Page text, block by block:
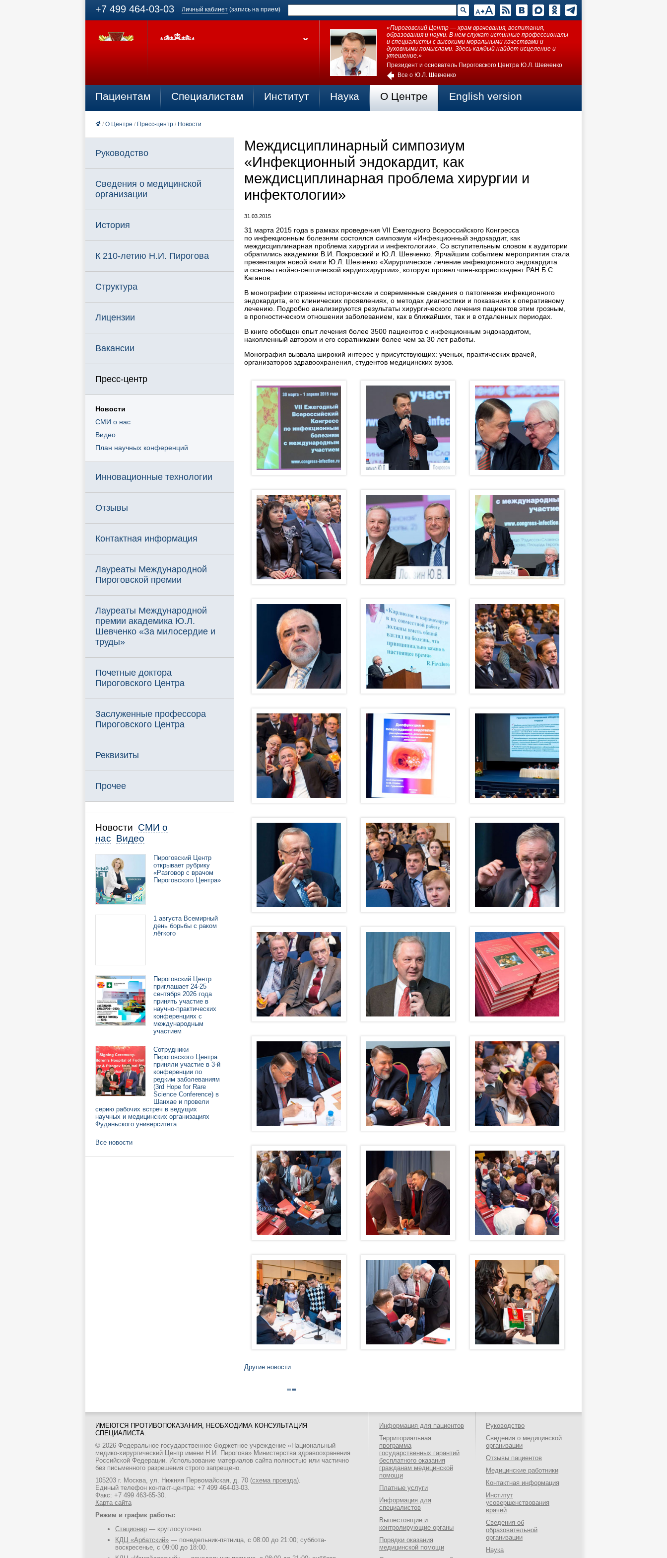
+7 499 464-03-03 Личный кабинет (запись на прием)
«Пироговский Центр — храм врачевания, воспитания,
образования и науки. В нем служат истинные профессионалы
и специалисты с высокими моральными качествами и
духовными помыслами. Здесь каждый найдет исцеление и
утешение.»
Президент и основатель Пироговского Центра Ю.Л. Шевченко
Все о Ю.Л. Шевченко
Пациентам Специалистам Институт Наука О Центре English version
/ О Центре / Пресс-центр / Новости
Руководство
Сведения о медицинской
организации
История
К 210-летию Н.И. Пирогова
Структура
Лицензии
Вакансии
Пресс-центр
Новости
СМИ о нас
Видео
План научных конференций
Инновационные технологии
Отзывы
Контактная информация
Лауреаты Международной
Пироговской премии
Лауреаты Международной
премии академика Ю.Л.
Шевченко «За милосердие и
труды»
Почетные доктора
Пироговского Центра
Заслуженные профессора
Пироговского Центра
Реквизиты
Прочее
Новости СМИ о
нас Видео
Пироговский Центр
открывает рубрику
«Разговор с врачом
Пироговского Центра»
1 августа Всемирный
день борьбы с раком
лёгкого
Пироговский Центр
приглашает 24-25
сентября 2026 года
принять участие в
научно-практических
конференциях с
международным
участием
Сотрудники
Пироговского Центра
приняли участие в 3-й
конференции по
редким заболеваниям
(3rd Hope for Rare
Science Conference) в
Шанхае и провели
серию рабочих встреч в ведущих
научных и медицинских организациях
Фуданьского университета
Все новости
Междисциплинарный симпозиум
«Инфекционный эндокардит, как
междисциплинарная проблема хирургии и
инфектологии»
31.03.2015
31 марта 2015 года в рамках проведения VII Ежегодного Всероссийского Конгресса
по инфекционным болезням состоялся симпозиум «Инфекционный эндокардит, как
междисциплинарная проблема хирургии и инфектологии». Со вступительным словом к аудитории
обратились академики В.И. Покровский и Ю.Л. Шевченко. Ярчайшим событием мероприятия стала
презентация новой книги Ю.Л. Шевченко «Хирургическое лечение инфекционного эндокардита
и основы гнойно-септической кардиохирургии», которую провел член-корреспондент РАН Б.С.
Каганов.
В монографии отражены исторические и современные сведения о патогенезе инфекционного
эндокардита, его клинических проявлениях, о методах диагностики и показаниях к оперативному
лечению. Подробно анализируются результаты хирургического лечения пациентов этим грозным,
в прогностическом отношении заболеванием, как в ближайших, так и в отдаленных периодах.
В книге обобщен опыт лечения более 3500 пациентов с инфекционным эндокардитом,
накопленный автором и его соратниками более чем за 30 лет работы.
Монография вызвала широкий интерес у присутствующих: ученых, практических врачей,
организаторов здравоохранения, студентов медицинских вузов.
Другие новости
ИМЕЮТСЯ ПРОТИВОПОКАЗАНИЯ, НЕОБХОДИМА КОНСУЛЬТАЦИЯ
СПЕЦИАЛИСТА.
© 2026 Федеральное государственное бюджетное учреждение «Национальный
медико-хирургический Центр имени Н.И. Пирогова» Министерства здравоохранения
Российской Федерации. Использование материалов сайта полностью или частично
без письменного разрешения строго запрещено.
105203 г. Москва, ул. Нижняя Первомайская, д. 70 (схема проезда).
Единый телефон контакт-центра: +7 499 464-03-03.
Факс: +7 499 463-65-30.
Карта сайта
Режим и график работы:
Стационар — круглосуточно.
КДЦ «Арбатский» — понедельник-пятница, с 08:00 до 21:00; суббота-
воскресенье, с 09:00 до 18:00.
Информация для пациентов
Территориальная
программа
государственных гарантий
бесплатного оказания
гражданам медицинской
помощи
Платные услуги
Информация для
специалистов
Вышестоящие и
контролирующие органы
Порядки оказания
медицинской помощи
Руководство
Сведения о медицинской
организации
Отзывы пациентов
Медицинские работники
Контактная информация
Институт
усовершенствования
врачей
Сведения об
образовательной
организации
Наука